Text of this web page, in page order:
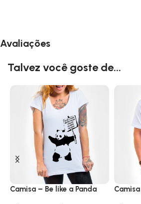
Avaliações
Talvez você goste de...
Camisa – Be like a Panda